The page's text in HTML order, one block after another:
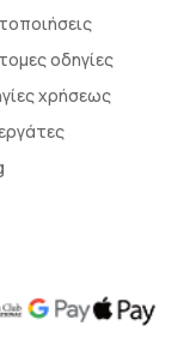
οδηγίες
χρήσεως